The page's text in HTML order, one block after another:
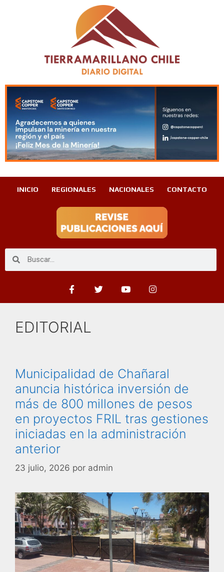
INICIO REGIONALES NACIONALES CONTACTO
EDITORIAL
Municipalidad de Chañaral
anuncia histórica inversión de
más de 800 millones de pesos
en proyectos FRIL tras gestiones
iniciadas en la administración
anterior
23 julio, 2026 por admin